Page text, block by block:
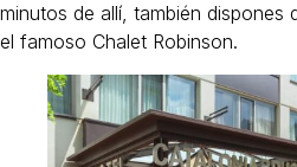
minutos de allí, también
el famoso Chalet Robinson.